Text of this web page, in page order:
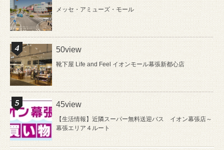
メッセ・アミューズ・モール
50view
靴下屋 Life and Feel イオンモール幕張新都心店
45view
【生活情報】近隣スーパー無料送迎バス イオン幕張店～
幕張エリア４ルート